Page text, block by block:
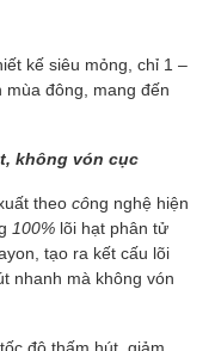
kế siêu mỏng, chỉ 1 –
đông, mang đến
không vón cục
theo công nghệ hiện
100% lõi hạt phân tử
tạo ra kết cấu lõi
nhanh mà không vón